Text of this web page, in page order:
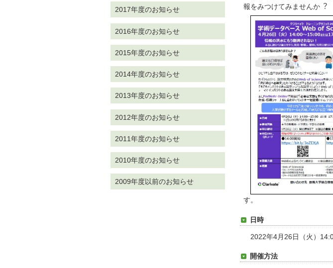
報をみつけてみませんか︖
す。
日時
2022年4月26日（火）
開催方法
2017年度のお知らせ
2016年度のお知らせ
2015年度のお知らせ
2014年度のお知らせ
2013年度のお知らせ
2012年度のお知らせ
2011年度のお知らせ
2010年度のお知らせ
2009年度以前のお知らせ